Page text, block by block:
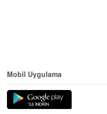
Mobil Uygulama